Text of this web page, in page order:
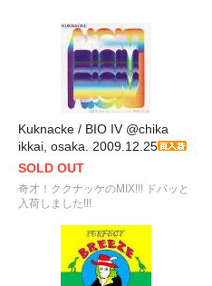
Kuknacke / BIO IV @chika
ikkai, osaka. 2009.12.25
SOLD OUT
奇才！ククナッケのMIX!!! ドバッと
入荷しました!!!